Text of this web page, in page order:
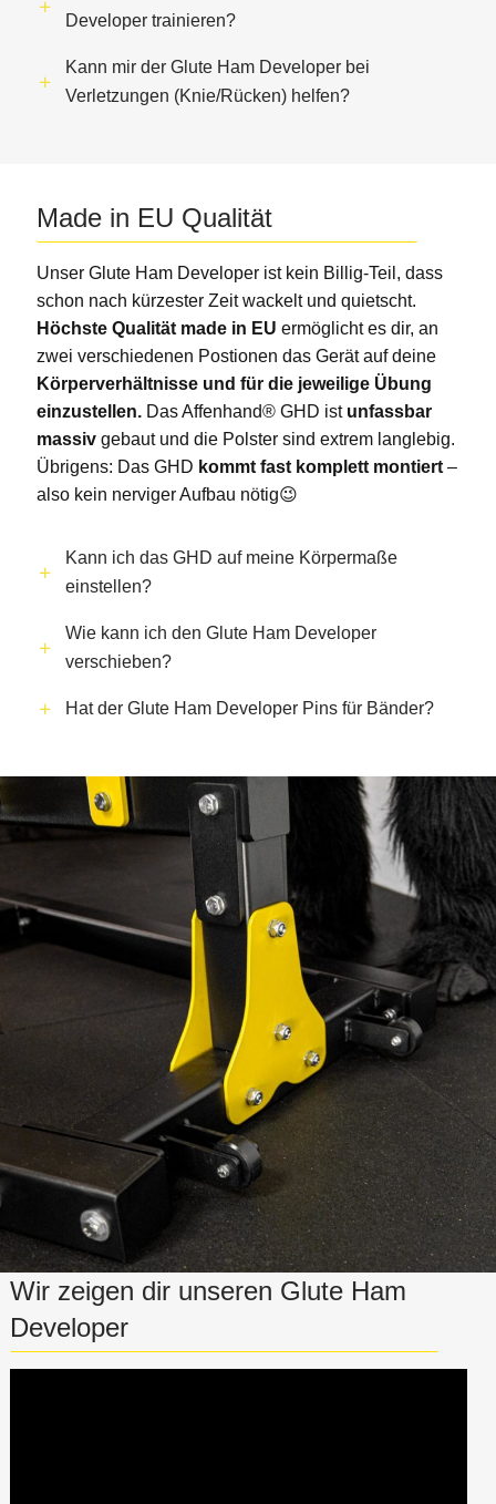
Developer trainieren?
Kann mir der Glute Ham Developer bei
Verletzungen (Knie/Rücken) helfen?
Made in EU Qualität
Unser Glute Ham Developer ist kein Billig-Teil, dass
schon nach kürzester Zeit wackelt und quietscht.
Höchste Qualität made in EU ermöglicht es dir, an
zwei verschiedenen Postionen das Gerät auf deine
Körperverhältnisse und für die jeweilige Übung
einzustellen. Das Affenhand® GHD ist unfassbar
massivgebaut und die Polster sind extrem langlebig.
Übrigens: Das GHD kommt fast komplett montiert–
also kein nerviger Aufbau nötig😉
Kann ich das GHD auf meine Körpermaße
einstellen?
Wie kann ich den Glute Ham Developer
verschieben?
Hat der Glute Ham Developer Pins für Bänder?
Wir zeigen dir unseren Glute Ham
Developer